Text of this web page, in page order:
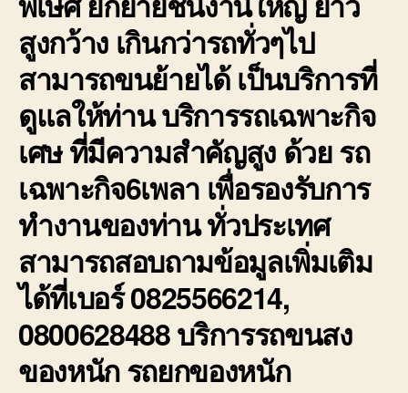
สูงกว้าง เกินกว่ารถทั่วๆไป
สามารถขนย้ายได้ เป็นบริการที่
ดูแลให้ท่าน บริการรถเฉพาะกิจ
เศษ ที่มีความสำคัญสูง ด้วย รถ
เฉพาะกิจ6เพลา เพื่อรองรับการ
ทำงานของท่าน ทั่วประเทศ
สามารถสอบถามข้อมูลเพิ่มเติม
ได้ที่เบอร์ 0825566214,
0800628488 บริการรถขนสง
ของหนัก รถยกของหนัก